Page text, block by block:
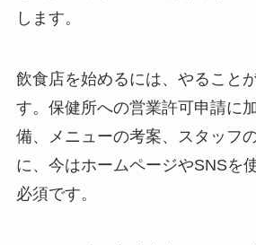
します。
飲食店を始めるには、やること
す。保健所への営業許可申請に
備、メニューの考案、スタッフ
に、今はホームページやSNSを
必須です。